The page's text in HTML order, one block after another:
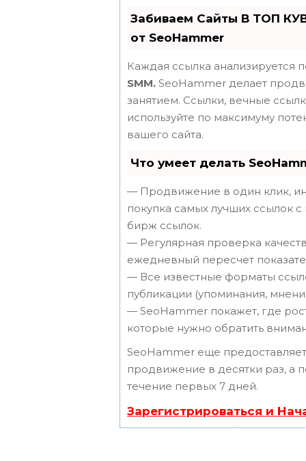
Забиваем Сайты В ТОП
от SeoHammer
Каждая ссылка анализируется
SMM. SeoHammer делает
занятием. Ссылки, вечные
используйте по максимуму
вашего сайта.
Что умеет делать
— Продвижение в один клик,
покупка самых лучших ссылок
бирж ссылок.
— Регулярная проверка
ежедневный пересчет
— Все известные форматы
публикации (упоминания,
— SeoHammer покажет, где
которые нужно обратить
SeoHammer еще
продвижение в десятки раз, а
течение первых 7 дней.
Зарегистрироваться и